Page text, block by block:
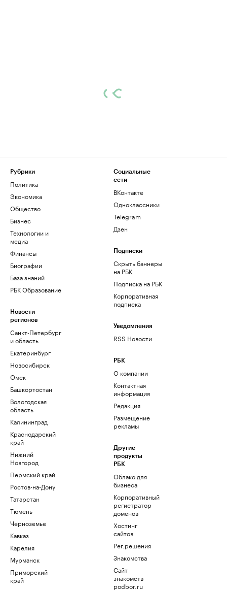
Рубрики
Политика
Экономика
Общество
Бизнес
Технологии и
медиа
Финансы
Биографии
База знаний
РБК Образование
Новости
регионов
Санкт-Петербург
и область
Екатеринбург
Новосибирск
Омск
Башкортостан
Вологодская
область
Калининград
Краснодарский
край
Нижний
Новгород
Пермский край
Ростов-на-Дону
Татарстан
Тюмень
Черноземье
Кавказ
Карелия
Мурманск
Приморский
край
Социальные
сети
ВКонтакте
Одноклассники
Telegram
Дзен
Подписки
Скрыть баннеры
на РБК
Подписка на РБК
Корпоративная
подписка
Уведомления
RSS Новости
РБК
О компании
Контактная
информация
Редакция
Размещение
рекламы
Другие
продукты
РБК
Облако для
бизнеса
Корпоративный
регистратор
доменов
Хостинг
сайтов
Рег.решения
Знакомства
Сайт
знакомств
podbor.ru